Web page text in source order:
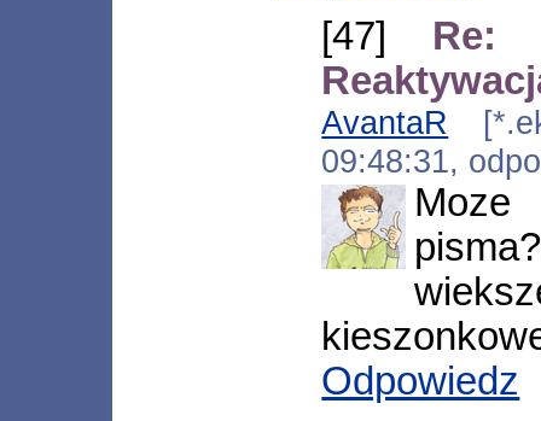
[47] Re:
AvantaR
09:48:31,
Odpowiedz